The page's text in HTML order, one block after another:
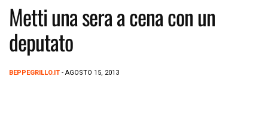
Metti una sera a cena con un
deputato
BEPPEGRILLO.IT - AGOSTO 15, 2013